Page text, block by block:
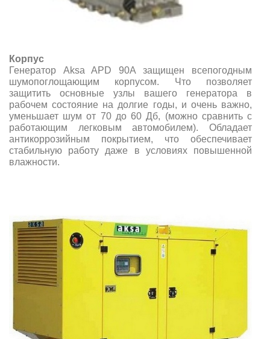
Корпус
Генератор Aksa APD 90A защищен всепогодным
шумопоглощающим корпусом. Что позволяет
защитить основные узлы вашего генератора в
рабочем состояние на долгие годы, и очень важно,
уменьшает шум от 70 до 60 Дб, (можно сравнить с
работающим легковым автомобилем). Обладает
антикоррозийным покрытием, что обеспечивает
стабильную работу даже в условиях повышенной
влажности.